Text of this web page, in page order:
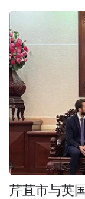
芹苴市与英